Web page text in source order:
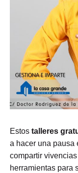
Estos talleres
a hacer una pausa
compartir
herramientas para